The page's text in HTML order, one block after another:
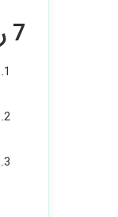
7 روش بیرون آمدن از بلاک در اینستاگرام